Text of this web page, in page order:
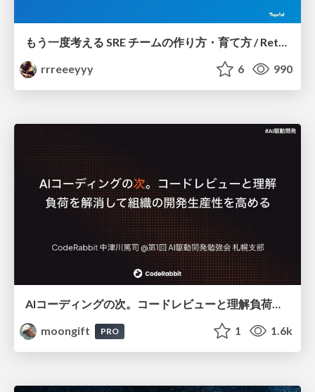
rrreeeyyy
6 990
AIコーディングの次。コードレビューと理解負荷を解消して組織の開発生産性を高める
moongift
PRO 1 1.6k